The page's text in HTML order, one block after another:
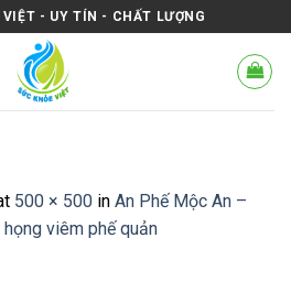
VIỆT - UY TÍN - CHẤT LƯỢNG
500 × 500 in An Phế Mộc An –
viêm phế quản